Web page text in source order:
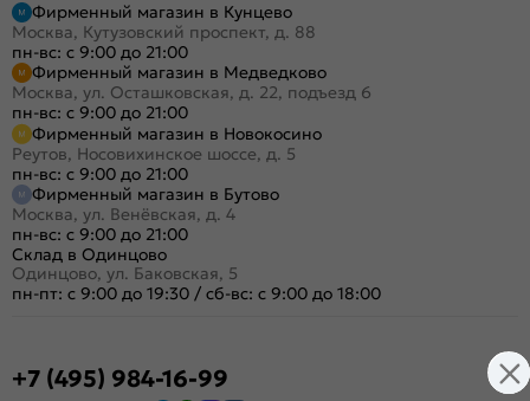
Фирменный магазин в Кунцево
Москва, Кутузовский проспект, д. 88
пн-вс: с 9:00 до 21:00
Фирменный магазин в Медведково
Москва, ул. Осташковская, д. 22, подъезд 6
пн-вс: с 9:00 до 21:00
Фирменный магазин в Новокосино
Реутов, Носовихинское шоссе, д. 5
пн-вс: с 9:00 до 21:00
Фирменный магазин в Бутово
Москва, ул. Венёвская, д. 4
пн-вс: с 9:00 до 21:00
Склад в Одинцово
Одинцово, ул. Баковская, 5
пн-пт: с 9:00 до 19:30 / сб-вс: с 9:00 до 18:00
+7 (495) 984-16-99